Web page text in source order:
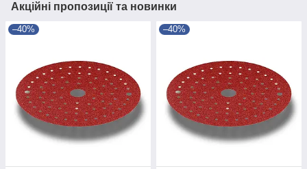
Акційні пропозиції та новинки
–40% –40%